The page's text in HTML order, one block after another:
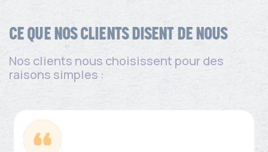
CE QUE NOS CLIENTS DISENT DE NOUS
Nos clients nous choisissent pour des
raisons simples :